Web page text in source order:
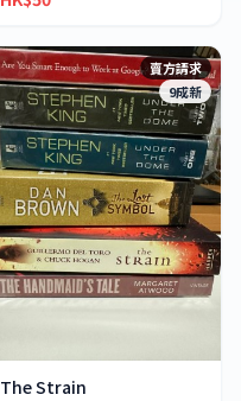
賣方請求
9成新
The Strain